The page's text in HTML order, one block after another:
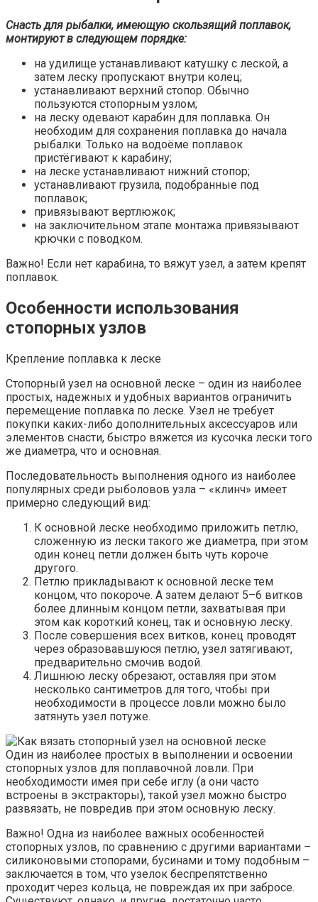
Снасть для рыбалки, имеющую скользящий поплавок,
монтируют в следующем порядке:
на удилище устанавливают катушку с леской, а
затем леску пропускают внутри колец;
устанавливают верхний стопор. Обычно
пользуются стопорным узлом;
на леску одевают карабин для поплавка. Он
необходим для сохранения поплавка до начала
рыбалки. Только на водоёме поплавок
пристёгивают к карабину;
на леске устанавливают нижний стопор;
устанавливают грузила, подобранные под
поплавок;
привязывают вертлюжок;
на заключительном этапе монтажа привязывают
крючки с поводком.
Важно! Если нет карабина, то вяжут узел, а затем крепят
поплавок.
Особенности использования
стопорных узлов
Крепление поплавка к леске
Стопорный узел на основной леске – один из наиболее
простых, надежных и удобных вариантов ограничить
перемещение поплавка по леске. Узел не требует
покупки каких-либо дополнительных аксессуаров или
элементов снасти, быстро вяжется из кусочка лески того
же диаметра, что и основная.
Последовательность выполнения одного из наиболее
популярных среди рыболовов узла – «клинч» имеет
примерно следующий вид:
К основной леске необходимо приложить петлю,
сложенную из лески такого же диаметра, при этом
один конец петли должен быть чуть короче
другого.
Петлю прикладывают к основной леске тем
концом, что покороче. А затем делают 5–6 витков
более длинным концом петли, захватывая при
этом как короткий конец, так и основную леску.
После совершения всех витков, конец проводят
через образовавшуюся петлю, узел затягивают,
предварительно смочив водой.
Лишнюю леску обрезают, оставляя при этом
несколько сантиметров для того, чтобы при
необходимости в процессе ловли можно было
затянуть узел потуже.
Один из наиболее простых в выполнении и освоении
стопорных узлов для поплавочной ловли. При
необходимости имея при себе иглу (а они часто
встроены в экстракторы), такой узел можно быстро
развязать, не повредив при этом основную леску.
Важно! Одна из наиболее важных особенностей
стопорных узлов, по сравнению с другими вариантами –
силиконовыми стопорами, бусинами и тому подобным –
заключается в том, что узелок беспрепятственно
проходит через кольца, не повреждая их при забросе.